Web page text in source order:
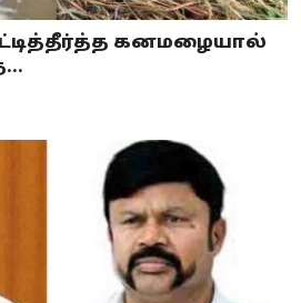
கனமழையால்